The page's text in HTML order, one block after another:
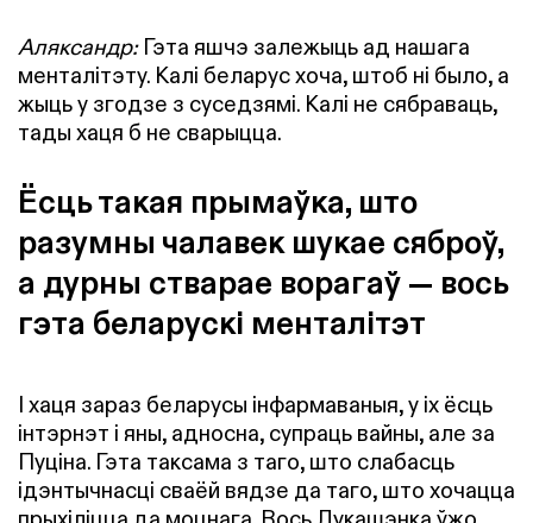
Аляксандр:Гэта яшчэ залежыць ад нашага
менталітэту. Калі беларус хоча, штоб ні было, а
жыць у згодзе з суседзямі. Калі не сябраваць,
тады хаця б не сварыцца.
Ёсць такая прымаўка, што
разумны чалавек шукае сяброў,
а дурны стварае ворагаў — вось
гэта беларускі менталітэт
І хаця зараз беларусы інфармаваныя, у іх ёсць
інтэрнэт і яны, адносна, супраць вайны, але за
Пуціна. Гэта таксама з таго, што слабасць
ідэнтычнасці сваёй вядзе да таго, што хочацца